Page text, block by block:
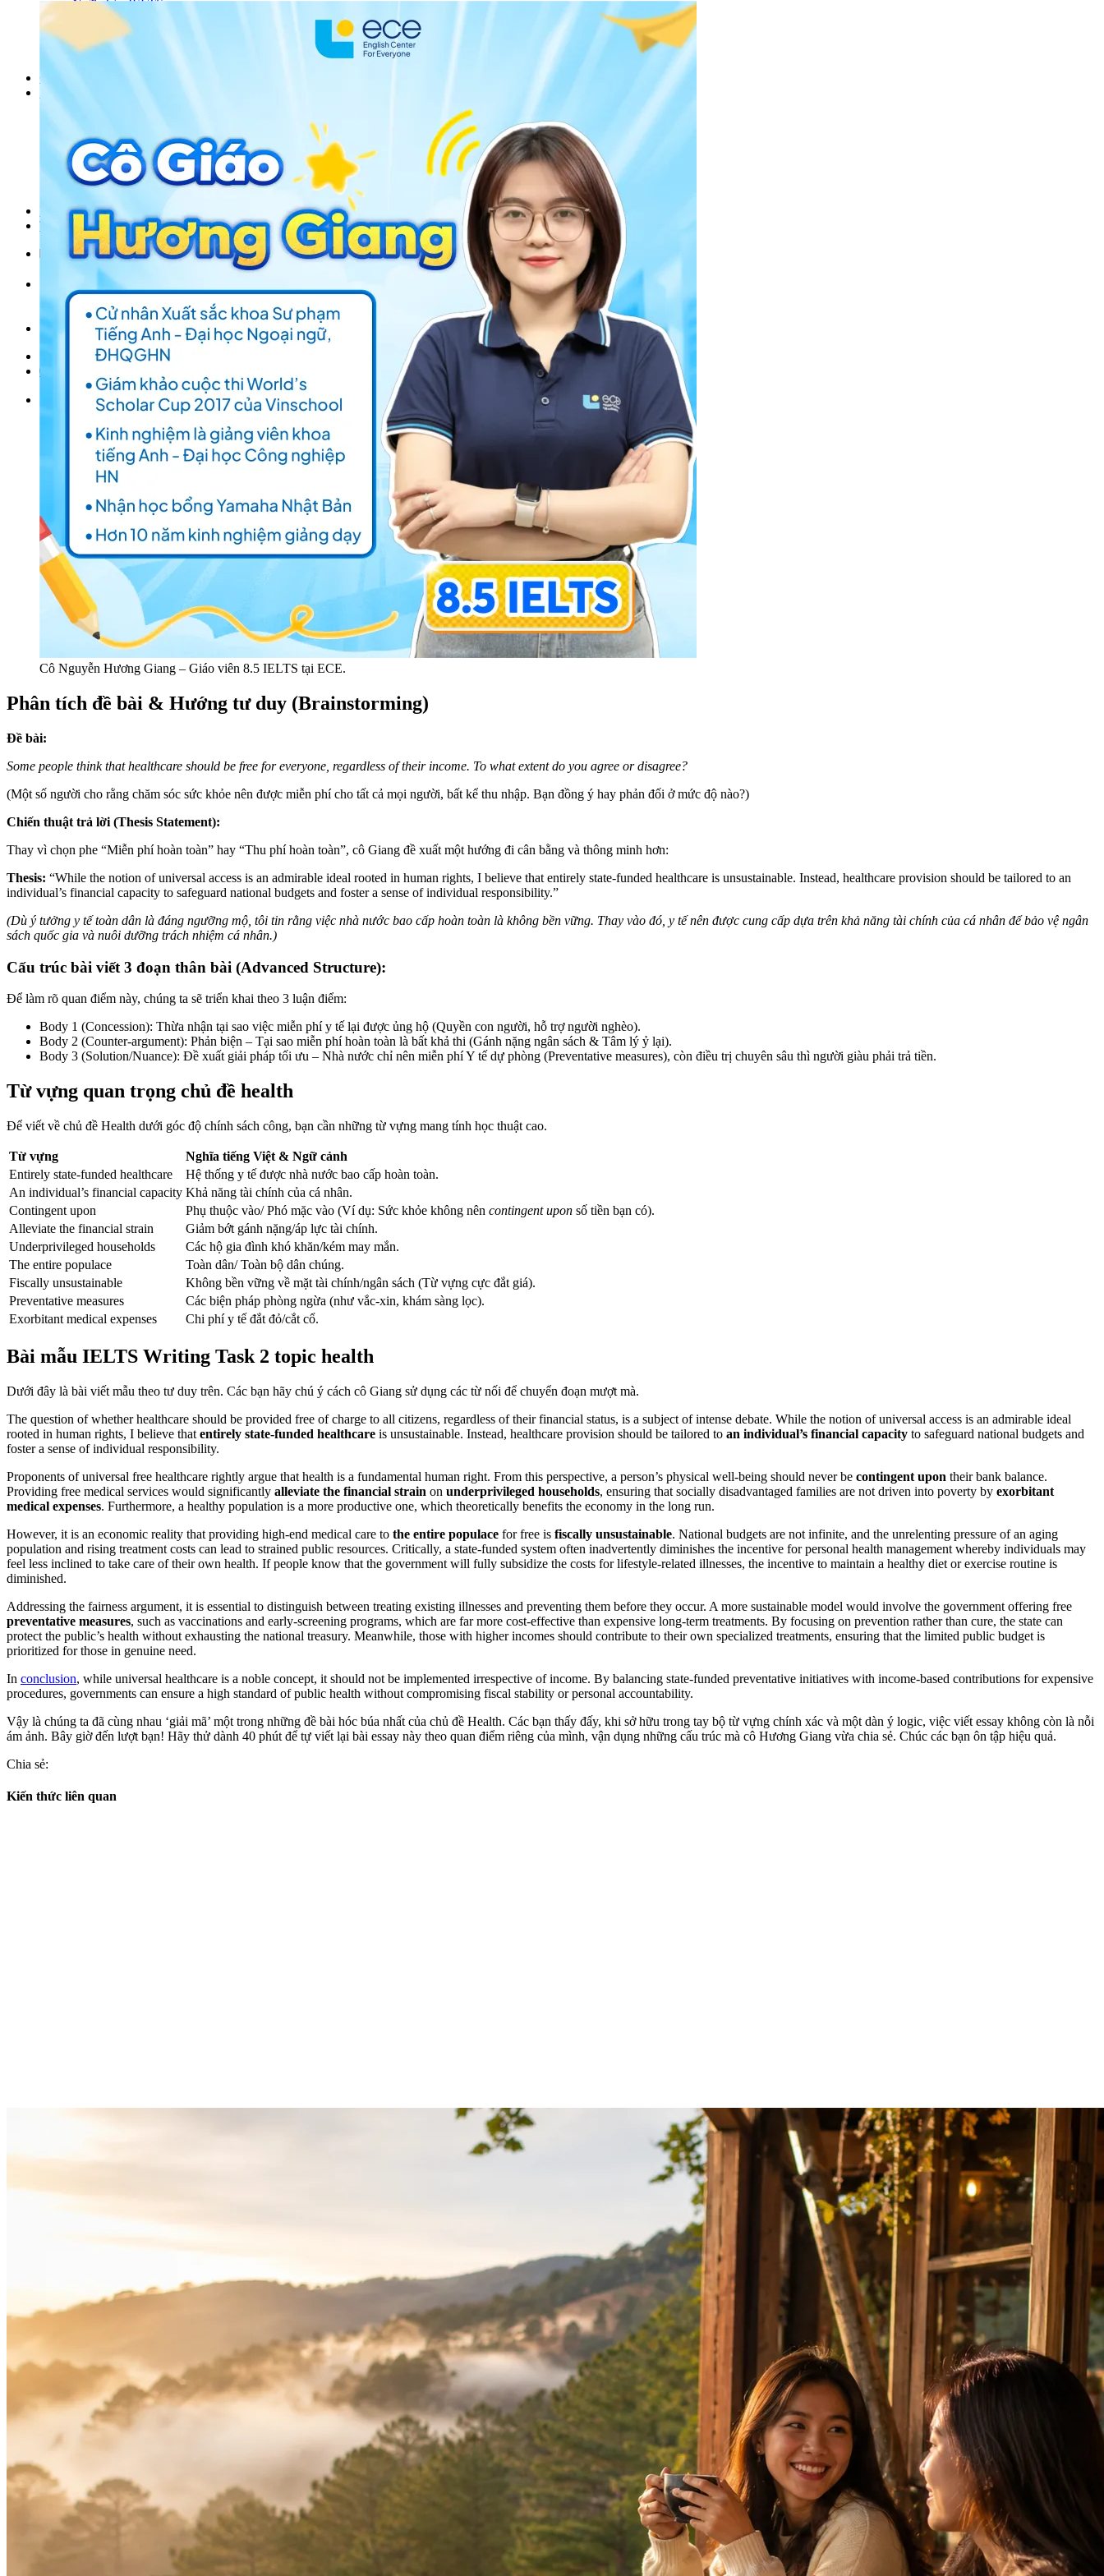
Ngữ pháp IELTS
IELTS Listening
Thư viện SAT
Tiếng Anh THCS
Tiếng Anh THPT
Giảng viên
Khoá học SAT
IELTS CẤP TỐC
IELTS JUNIOR
KHÓA HỌC PHÁT ÂM
KHOÁ HỌC NGỮ PHÁP
Lịch khai giảng
Thành tích
VI
EN
Tìm kiếm:
Chưa có khóa học yêu thích.
Đặt lịch / Tư vấn
Tìm kiếm:
Cô Nguyễn Hương Giang – Giáo viên 8.5 IELTS tại ECE.
Phân tích đề bài & Hướng tư duy (Brainstorming)
Đề bài:
Some people think that healthcare should be free for everyone, regardless of their income. To what extent do you agree or disagree?
(Một số người cho rằng chăm sóc sức khỏe nên được miễn phí cho tất cả mọi người, bất kể thu nhập. Bạn đồng ý hay phản đối ở mức độ nào?)
Chiến thuật trả lời (Thesis Statement):
Thay vì chọn phe “Miễn phí hoàn toàn” hay “Thu phí hoàn toàn”, cô Giang đề xuất một hướng đi cân bằng và thông minh hơn:
Thesis: “While the notion of universal access is an admirable ideal rooted in human rights, I believe that entirely state-funded healthcare is unsustainable. Instead, healthcare provision should be tailored to an
individual’s financial capacity to safeguard national budgets and foster a sense of individual responsibility.”
(Dù ý tưởng y tế toàn dân là đáng ngưỡng mộ, tôi tin rằng việc nhà nước bao cấp hoàn toàn là không bền vững. Thay vào đó, y tế nên được cung cấp dựa trên khả năng tài chính của cá nhân để bảo vệ ngân
sách quốc gia và nuôi dưỡng trách nhiệm cá nhân.)
Cấu trúc bài viết 3 đoạn thân bài (Advanced Structure):
Để làm rõ quan điểm này, chúng ta sẽ triển khai theo 3 luận điểm:
Body 1 (Concession): Thừa nhận tại sao việc miễn phí y tế lại được ủng hộ (Quyền con người, hỗ trợ người nghèo).
Body 2 (Counter-argument): Phản biện – Tại sao miễn phí hoàn toàn là bất khả thi (Gánh nặng ngân sách & Tâm lý ỷ lại).
Body 3 (Solution/Nuance): Đề xuất giải pháp tối ưu – Nhà nước chỉ nên miễn phí Y tế dự phòng (Preventative measures), còn điều trị chuyên sâu thì người giàu phải trả tiền.
Từ vựng quan trọng chủ đề health
Để viết về chủ đề Health dưới góc độ chính sách công, bạn cần những từ vựng mang tính học thuật cao.
Từ vựng
Nghĩa tiếng Việt & Ngữ cảnh
Entirely state-funded healthcare
Hệ thống y tế được nhà nước bao cấp hoàn toàn.
An individual’s financial capacity Khả năng tài chính của cá nhân.
Contingent upon
Phụ thuộc vào/ Phó mặc vào (Ví dụ: Sức khỏe không nên contingent upon số tiền bạn có).
Alleviate the financial strain
Giảm bớt gánh nặng/áp lực tài chính.
Underprivileged households
Các hộ gia đình khó khăn/kém may mắn.
The entire populace
Toàn dân/ Toàn bộ dân chúng.
Fiscally unsustainable
Không bền vững về mặt tài chính/ngân sách (Từ vựng cực đắt giá).
Preventative measures
Các biện pháp phòng ngừa (như vắc-xin, khám sàng lọc).
Exorbitant medical expenses
Chi phí y tế đắt đỏ/cắt cổ.
Bài mẫu IELTS Writing Task 2 topic health
Dưới đây là bài viết mẫu theo tư duy trên. Các bạn hãy chú ý cách cô Giang sử dụng các từ nối để chuyển đoạn mượt mà.
The question of whether healthcare should be provided free of charge to all citizens, regardless of their financial status, is a subject of intense debate. While the notion of universal access is an admirable ideal
rooted in human rights, I believe that entirely state-funded healthcare is unsustainable. Instead, healthcare provision should be tailored to an individual’s financial capacity to safeguard national budgets and
foster a sense of individual responsibility.
Proponents of universal free healthcare rightly argue that health is a fundamental human right. From this perspective, a person’s physical well-being should never be contingent upon their bank balance.
Providing free medical services would significantly alleviate the financial strain on underprivileged households, ensuring that socially disadvantaged families are not driven into poverty by exorbitant
medical expenses. Furthermore, a healthy population is a more productive one, which theoretically benefits the economy in the long run.
However, it is an economic reality that providing high-end medical care to the entire populace for free is fiscally unsustainable. National budgets are not infinite, and the unrelenting pressure of an aging
population and rising treatment costs can lead to strained public resources. Critically, a state-funded system often inadvertently diminishes the incentive for personal health management whereby individuals may
feel less inclined to take care of their own health. If people know that the government will fully subsidize the costs for lifestyle-related illnesses, the incentive to maintain a healthy diet or exercise routine is
diminished.
Addressing the fairness argument, it is essential to distinguish between treating existing illnesses and preventing them before they occur. A more sustainable model would involve the government offering free
preventative measures, such as vaccinations and early-screening programs, which are far more cost-effective than expensive long-term treatments. By focusing on prevention rather than cure, the state can
protect the public’s health without exhausting the national treasury. Meanwhile, those with higher incomes should contribute to their own specialized treatments, ensuring that the limited public budget is
prioritized for those in genuine need.
In conclusion, while universal healthcare is a noble concept, it should not be implemented irrespective of income. By balancing state-funded preventative initiatives with income-based contributions for expensive
procedures, governments can ensure a high standard of public health without compromising fiscal stability or personal accountability.
Vậy là chúng ta đã cùng nhau ‘giải mã’ một trong những đề bài hóc búa nhất của chủ đề Health. Các bạn thấy đấy, khi sở hữu trong tay bộ từ vựng chính xác và một dàn ý logic, việc viết essay không còn là nỗi
ám ảnh. Bây giờ đến lượt bạn! Hãy thử dành 40 phút để tự viết lại bài essay này theo quan điểm riêng của mình, vận dụng những cấu trúc mà cô Hương Giang vừa chia sẻ. Chúc các bạn ôn tập hiệu quả.
Chia sẻ:
Kiến thức liên quan